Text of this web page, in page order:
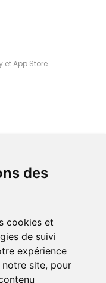
des
cookies et
de suivi
expérience
site, pour
et App Store
commande à Amiens
recevez-là rapidement